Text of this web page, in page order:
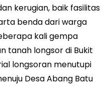
kerugian, baik fasilitas
benda dari warga
kali gempa
tanah longsor di Bukit
longsoran menutupi
Desa Abang Batu